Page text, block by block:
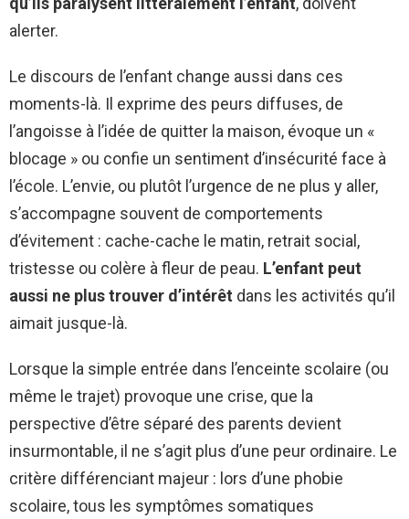
alerter.
Le discours de l’enfant change aussi dans ces
moments-là. Il exprime des peurs diffuses, de
l’angoisse à l’idée de quitter la maison, évoque un «
blocage » ou confie un sentiment d’insécurité face à
l’école. L’envie, ou plutôt l’urgence de ne plus y aller,
s’accompagne souvent de comportements
d’évitement : cache-cache le matin, retrait social,
tristesse ou colère à fleur de peau. L’enfant peut
aussi ne plus trouver d’intérêt dans les activités qu’il
aimait jusque-là.
Lorsque la simple entrée dans l’enceinte scolaire (ou
même le trajet) provoque une crise, que la
perspective d’être séparé des parents devient
insurmontable, il ne s’agit plus d’une peur ordinaire. Le
critère différenciant majeur : lors d’une phobie
scolaire, tous les symptômes somatiques